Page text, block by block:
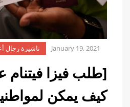
January 19, 2021 تاشيرة رجال
كيف يمكن